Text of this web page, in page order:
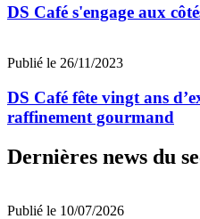
DS Café s'engage aux
Publié le 26/11/2023
DS Café fête vingt ans
raffinement gourmand
Dernières news du
Publié le 10/07/2026